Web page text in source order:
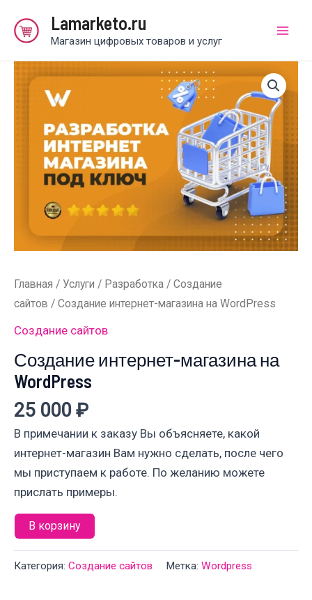
содержимому
Lamarketo.ru
Магазин цифровых товаров и услуг
Главная / Услуги / Разработка / Создание
сайтов / Создание интернет-магазина на WordPress
Создание сайтов
Создание интернет-магазина на
WordPress
25 000₽
В примечании к заказу Вы объясняете, какой
интернет-магазин Вам нужно сделать, после чего
мы приступаем к работе. По желанию можете
прислать примеры.
Количество
товара
Создание
В корзину
Категория: Создание сайтов Метка: Wordpress